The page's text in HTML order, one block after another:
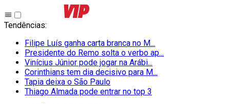
Tendências:
Filipe Luís ganha carta branca no M...
Presidente do Remo solta o verbo ap...
Vinícius Júnior pode jogar na Arábi...
Corinthians tem dia decisivo para M...
Tapia deixa o São Paulo
Thiago Almada pode entrar no top 3